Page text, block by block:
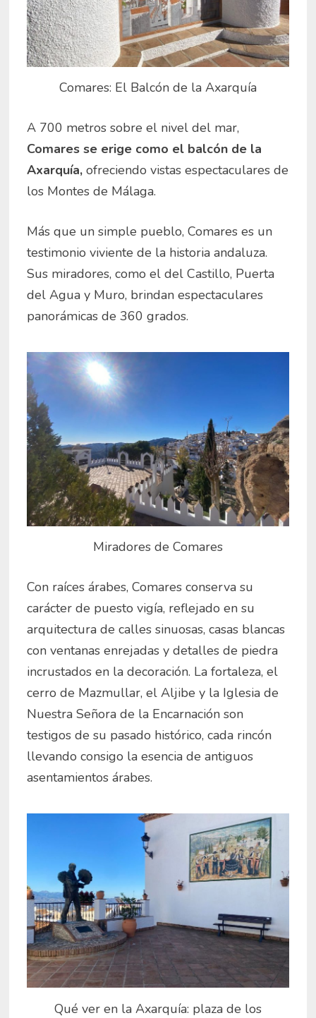
Comares: El Balcón de la Axarquía
A 700 metros sobre el nivel del mar,
Comares se erige como el balcón de la
Axarquía,ofreciendo vistas espectaculares de
los Montes de Málaga.
Más que un simple pueblo, Comares es un
testimonio viviente de la historia andaluza.
Sus miradores, como el del Castillo, Puerta
del Agua y Muro, brindan espectaculares
panorámicas de 360 grados.
Miradores de Comares
Con raíces árabes, Comares conserva su
carácter de puesto vigía, reflejado en su
arquitectura de calles sinuosas, casas blancas
con ventanas enrejadas y detalles de piedra
incrustados en la decoración. La fortaleza, el
cerro de Mazmullar, el Aljibe y la Iglesia de
Nuestra Señora de la Encarnación son
testigos de su pasado histórico, cada rincón
llevando consigo la esencia de antiguos
asentamientos árabes.
Qué ver en la Axarquía: plaza de los